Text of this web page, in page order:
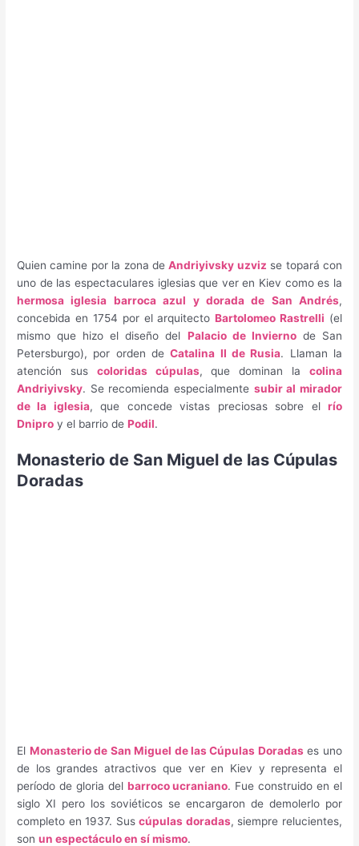
Quien camine por la zona deAndriyivsky uzviz se topará con
uno de las espectaculares iglesias que ver en Kiev como es la
hermosa iglesia barroca azul y dorada de San Andrés,
concebida en 1754 por el arquitectoBartolomeo Rastrelli (el
mismo que hizo el diseño del Palacio de Inviernode San
Petersburgo), por orden deCatalina II de Rusia. Llaman la
atención sus coloridas cúpulas, que dominan la colina
Andriyivsky. Se recomienda especialmente subir al mirador
de la iglesia, que concede vistas preciosas sobre el río
Dnipro y el barrio dePodil.
Monasterio de San Miguel de las Cúpulas
Doradas
El Monasterio de San Miguel de las Cúpulas Doradases uno
de los grandes atractivos que ver en Kiev y representa el
período de gloria del barroco ucraniano. Fue construido en el
siglo XI pero los soviéticos se encargaron de demolerlo por
completo en 1937. Suscúpulas doradas, siempre relucientes,
sonun espectáculo en sí mismo.